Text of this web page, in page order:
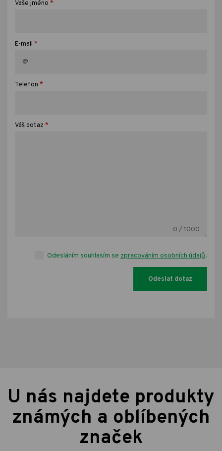
Vaše jméno *
E-mail *
Telefon *
Váš dotaz *
0 / 1000
Odesláním souhlasím se zpracováním osobních údajů.
U nás najdete produkty
známých a oblíbených
značek